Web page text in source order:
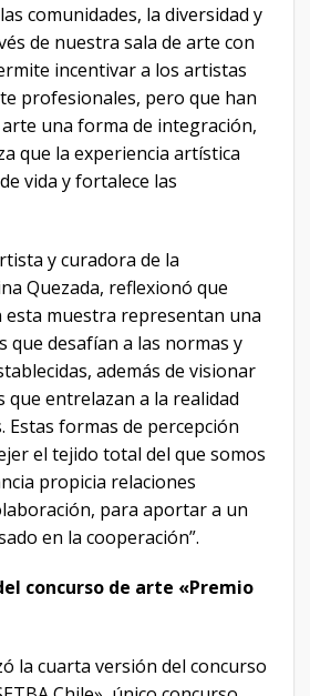
comunidades, la diversidad y
de nuestra sala de arte con
incentivar a los artistas
profesionales, pero que han
una forma de integración,
que la experiencia artística
vida y fortalece las
y curadora de la
Quezada, reflexionó que
esta muestra representan una
que desafían a las normas y
además de visionar
que entrelazan a la realidad
Estas formas de percepción
el tejido total del que somos
propicia relaciones
para aportar a un
en la cooperación”.
concurso de arte «Premio
la cuarta versión del concurso